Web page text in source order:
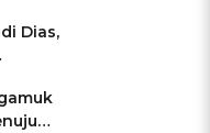
Dias,